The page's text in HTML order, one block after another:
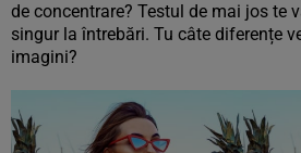
de concentrare? Testul de mai jos te
singur la întrebări. Tu câte diferențe
imagini?